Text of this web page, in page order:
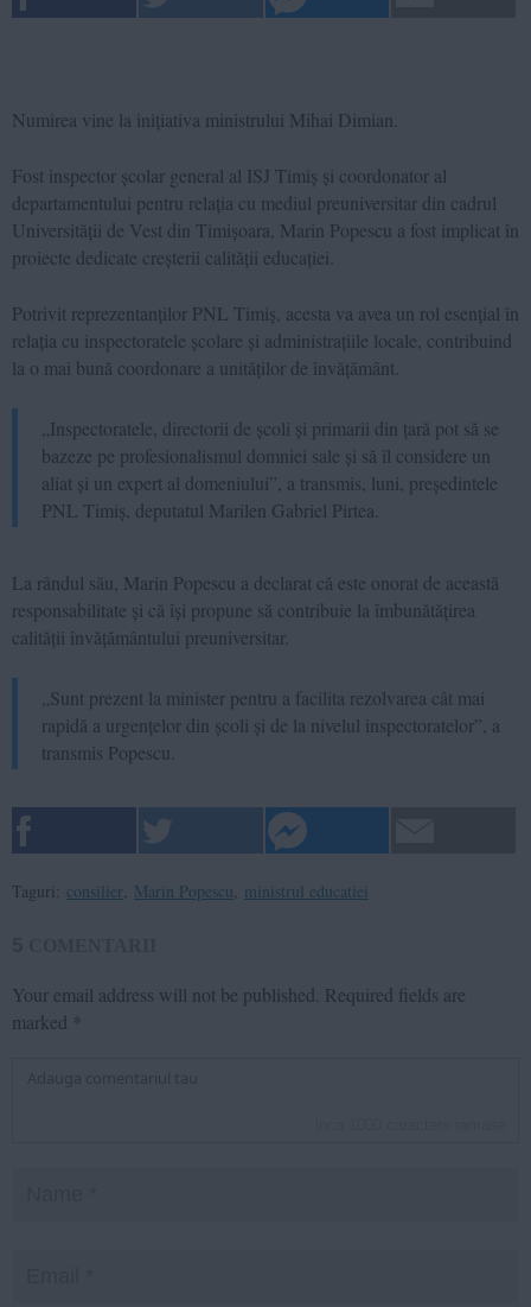
Numirea vine la inițiativa ministrului Mihai Dimian
Fost inspector școlar general al ISJ Timiș și coordonator al
departamentului pentru relația cu mediul preuniversitar din cadrul
Universității de Vest din Timișoara , Marin Popescu a fost implicat în
proiecte dedicate creșterii calității educației.
Potrivit reprezentanților PNL Timiș, acesta va avea un rol esențial în
relația cu inspectoratele școlare și administrațiile locale, contribuind
la o mai bună coordonare a unităților de învățământ.
„Inspectoratele, directorii de școli și primarii din țară pot să se
bazeze pe profesionalismul domniei sale și să îl considere un
aliat și un expert al domeniului”, a transmis, luni, președintele
PNL Timiș , deputatul Marilen Gabriel Pirtea.
La rândul său, Marin Popescu a declarat că este onorat de această
responsabilitate și că își propune să contribuie la îmbunătățirea
calității învățământului preuniversitar.
„Sunt prezent la minister pentru a facilita rezolvarea cât mai
rapidă a urgențelor din școli și de la nivelul inspectoratelor”, a
transmis Popescu.
Taguri: consilier Marin Popescu ministrul educatiei
Your email address will not be published. Required fields are
marked *